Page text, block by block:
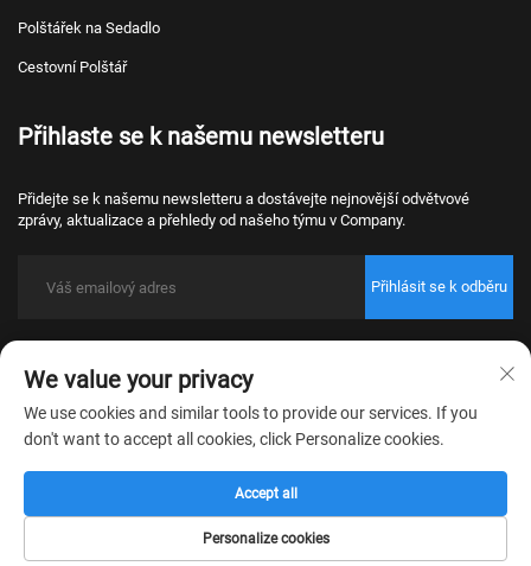
Polštářek na Sedadlo
Cestovní Polštář
Přihlaste se k našemu newsletteru
Přidejte se k našemu newsletteru a dostávejte nejnovější odvětvové
zprávy, aktualizace a přehledy od našeho týmu v Company.
Přihlásit se k odběru
práva vyhrazena.
Zásady ochrany osobních údajů
We value your privacy
We use cookies and similar tools to provide our services. If you
don't want to accept all cookies, click Personalize cookies.
Personalize cookies
Accept all